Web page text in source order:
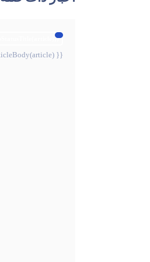
{{webStatusTitle(article)}}
{{ articleBody(article) }}